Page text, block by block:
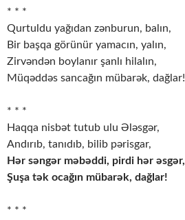
* * *
Qurtuldu yağıdan zənburun, balın,
Bir başqa görünür yamacın, yalın,
Zirvəndən boylanır şanlı hilalın,
Müqəddəs sancağın mübarək, dağlar!
* * *
Haqqa nisbət tutub ulu Ələsgər,
Andırıb, tanıdıb, bilib pərisgar,
Hər səngər məbəddi, pirdi hər əsgər,
Şuşa tək ocağın mübarək, dağlar!
* * *